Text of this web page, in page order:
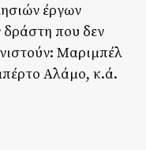
έργων
δράστη που δεν
Μαριμπέλ
Αλάμο, κ.ά.